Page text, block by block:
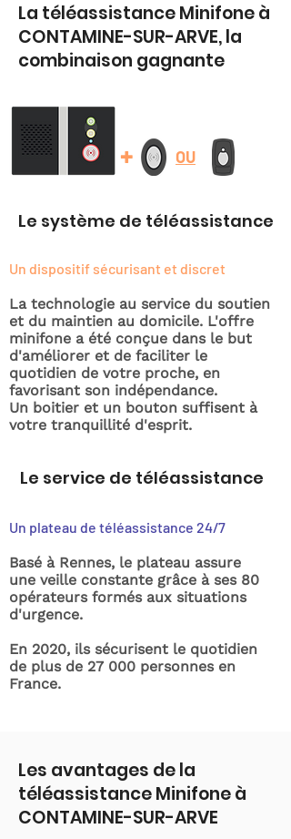
La téléassistance Minifone à
CONTAMINE-SUR-ARVE, la
combinaison gagnante
+ OU
Le système de téléassistance
Un dispositif sécurisant et discret
La technologie au service du soutien
et du maintien au domicile. L'offre
minifone a été conçue dans le but
d'améliorer et de faciliter le
quotidien de votre proche, en
favorisant son indépendance.
Un boitier et un bouton suffisent à
votre tranquillité d'esprit.
Le service de téléassistance
Un plateau de téléassistance 24/7
Basé à Rennes, le plateau assure
une veille constante grâce à ses 80
opérateurs formés aux situations
d'urgence.
En 2020, ils sécurisent le quotidien
de plus de 27 000 personnes en
France.
Les avantages de la
téléassistance Minifone à
CONTAMINE-SUR-ARVE